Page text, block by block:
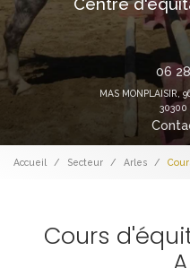
Centre
06
MAS MONPLAISIR,
30300
Accueil Secteur Arles
Cours